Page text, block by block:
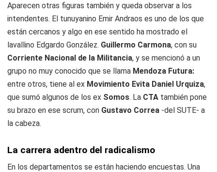
Aparecen otras figuras también y queda observar a los
intendentes. El tunuyanino Emir Andraos es uno de los que
están cercanos y algo en ese sentido ha mostrado el
lavallino Edgardo González. Guillermo Carmona, con su
Corriente Nacional de la Militancia, y se mencionó a un
grupo no muy conocido que se llama Mendoza Futura:
entre otros, tiene al ex Movimiento Evita Daniel Urquiza,
que sumó algunos de los ex Somos. La CTA también pone
su brazo en ese scrum, con Gustavo Correa -del SUTE- a
la cabeza.
La carrera adentro del radicalismo
En los departamentos se están haciendo encuestas. Una